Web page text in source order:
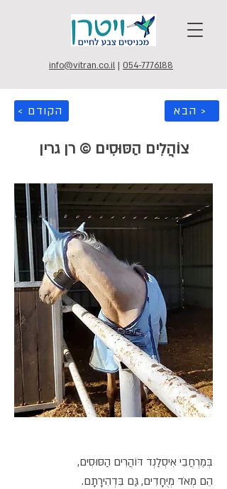
info@vitran.co.il | 054-7776188
< הקודם הבא >
צוֹהֲלִים הַסּוּסִים © רן גרין
בְּמֶרְחֲבֵי אִיסְלַנְד דּוֹהֲרִים הַסּוּסִים,
הֵם מְאֹד מְיֻחָדִים, גַּם בִּדְהִירָתָם.